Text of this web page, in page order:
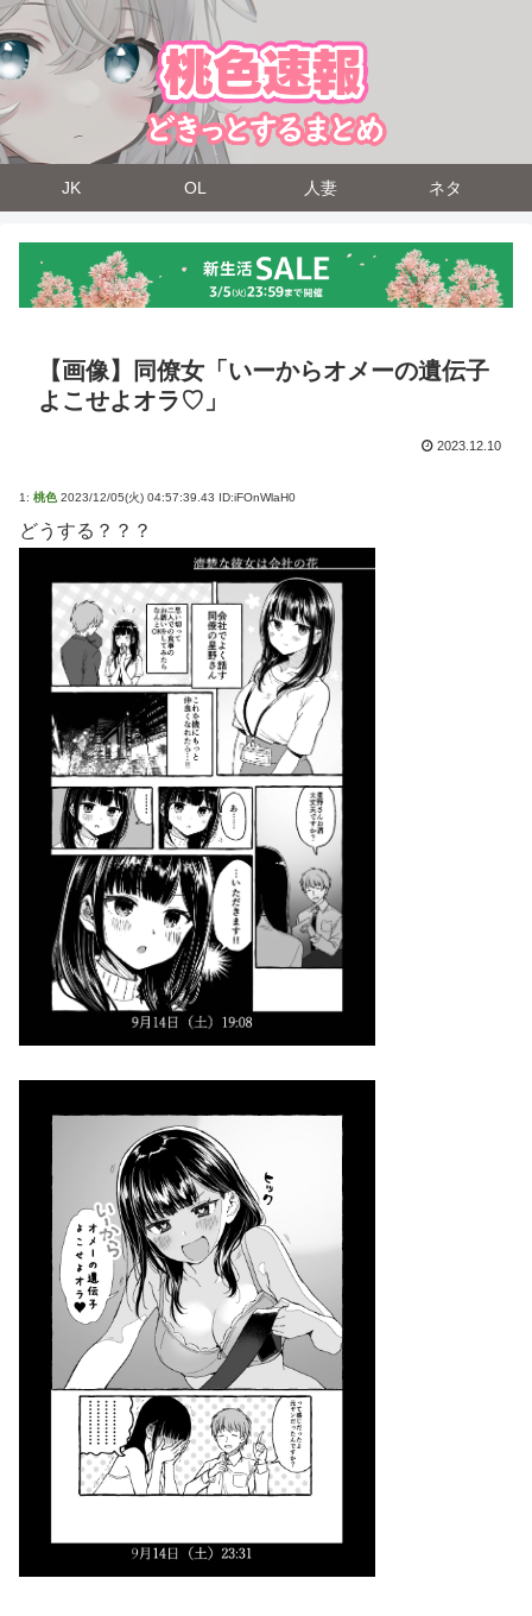
JK OL 人妻 ネタ
【画像】同僚女「いーからオメーの遺伝子
よこせよオラ♡」
2023.12.10
1: 桃色 2023/12/05(火) 04:57:39.43 ID:iFOnWlaH0
どうする？？？